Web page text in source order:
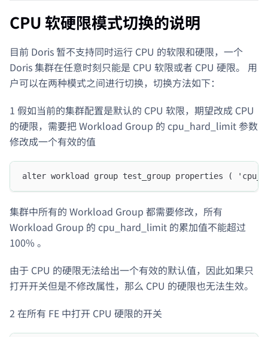
CPU 软硬限模式切换的说明
目前 Doris 暂不支持同时运行 CPU 的软限和硬限，一个
Doris 集群在任意时刻只能是 CPU 软限或者 CPU 硬限。 用
户可以在两种模式之间进行切换，切换方法如下：
1 假如当前的集群配置是默认的 CPU 软限，期望改成 CPU
的硬限，需要把 Workload Group 的 cpu_hard_limit 参数
修改成一个有效的值
alter workload group test_group properties (
集群中所有的 Workload Group 都需要修改，所有
Workload Group 的 cpu_hard_limit 的累加值不能超过
100% 。
由于 CPU 的硬限无法给出一个有效的默认值，因此如果只
打开开关但是不修改属性，那么 CPU 的硬限也无法生效。
2 在所有 FE 中打开 CPU 硬限的开关